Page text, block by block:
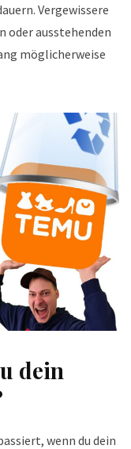
Vergewissere
oder ausstehenden
möglicherweise
dein
wenn du dein